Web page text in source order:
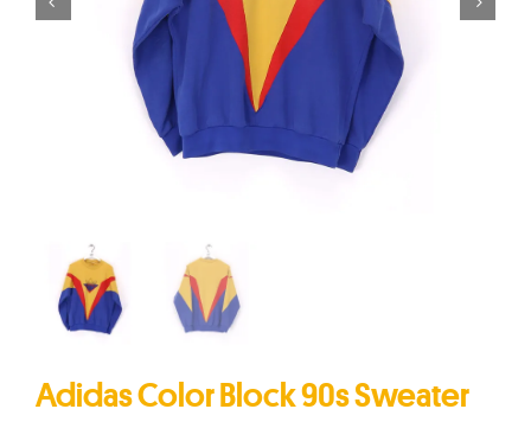
Adidas Color Block 90s Sweater